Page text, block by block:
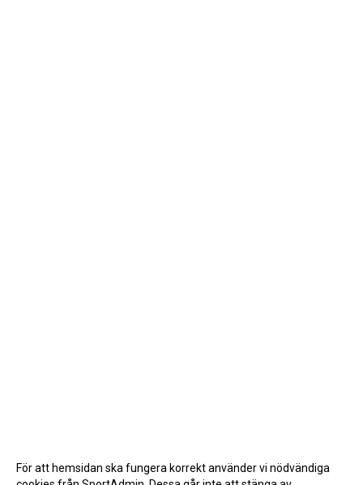
För att hemsidan ska fungera korrekt använder vi nödvändiga